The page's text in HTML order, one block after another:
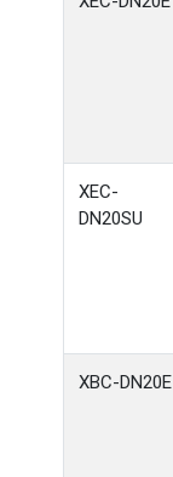
XEC-
DN20SU
XBC-DN20E